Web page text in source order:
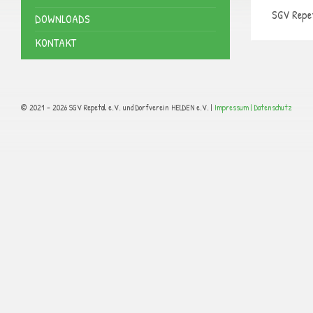
SGV
DOWNLOADS
KONTAKT
© 2021 - 2026 SGV Repetal e.V. und Dorfverein HELDEN e.V. | Impressum | Datenschutz